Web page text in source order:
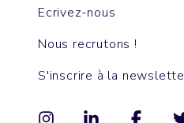
Ecrivez-nous
Nous recrutons !
S'inscrire à la